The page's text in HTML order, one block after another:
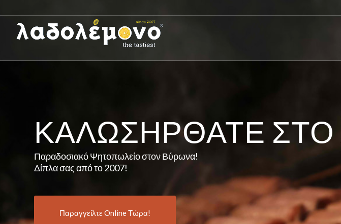
ΚΑΛΩΣΉΡΘΑΤΕ ΣΤΟ
Παραδοσιακό Ψητοπωλείο στον Βύρωνα!
Δίπλα σας από το 2007!
Παραγγείλτε Online Τώρα!